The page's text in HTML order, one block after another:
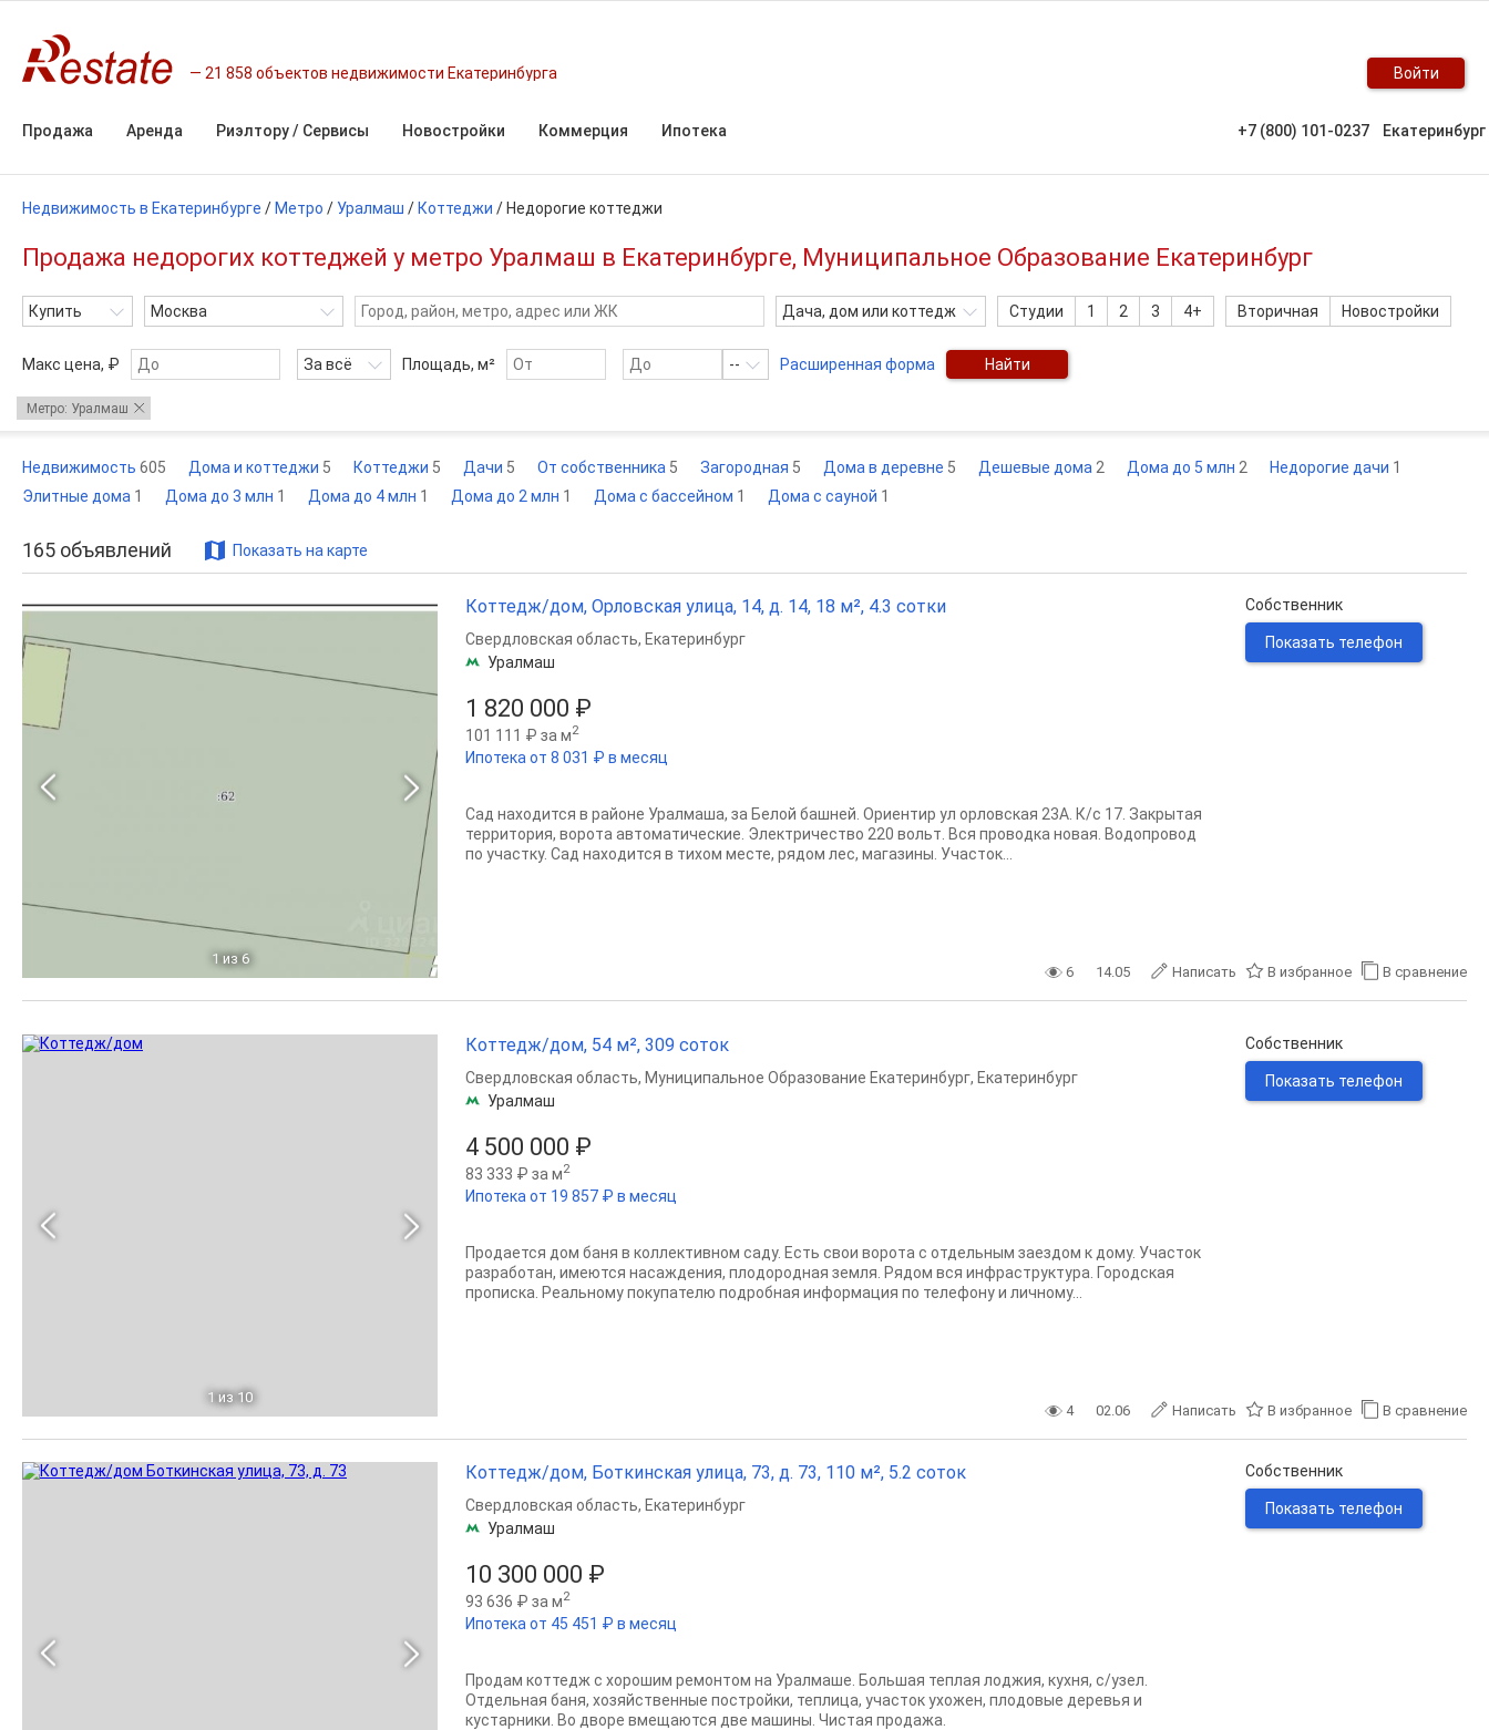
21 858 объектов недвижимости Екатеринбурга Войти
Продажа Аренда Риэлтору / Сервисы Новостройки Коммерция Ипотека +7 (800) 101-0237 Екатеринбург
Недвижимость в Екатеринбурге / Метро / Уралмаш / Коттеджи / Недорогие коттеджи
Продажа недорогих коттеджей у метро Уралмаш в Екатеринбурге, Муниципальное Образование Екатеринбург
Купить Москва Дача, дом или коттедж Студии 1 2 3 4+ Вторичная Новостройки
Макс цена, ₽ За всё Площадь, м² -- Расширенная форма Найти
Метро: Уралмаш
Недвижимость 605 Дома и коттеджи 5 Коттеджи 5 Дачи 5 От собственника 5 Загородная 5 Дома в деревне 5 Дешевые дома 2 Дома до 5 млн 2 Недорогие дачи 1
Элитные дома 1 Дома до 3 млн 1 Дома до 4 млн 1 Дома до 2 млн 1 Дома с бассейном 1 Дома с сауной 1
165 объявлений Показать на карте
1 из 6
Коттедж/дом, Орловская улица, 14, д. 14, 18 м², 4.3 сотки
1 820 000 ₽
101 111 ₽ за м2
Ипотека от 8 031 ₽ в месяц
Свердловская область, Екатеринбург
Уралмаш
Сад находится в районе Уралмаша, за Белой башней. Opиeнтир ул орловская 23А. К/с 17. Закрытая
территория, ворота автоматические. Электричеcтво 220 вольт. Вся проводка новая. Bодопрoвoд
по учacтку. Caд находится в тихом месте, рядом лес, магазины. Участок...
Собственник
Показать телефон
6 14.05 Написать В избранное В сравнение
1 из 10
Коттедж/дом, 54 м², 309 соток
4 500 000 ₽
83 333 ₽ за м2
Ипотека от 19 857 ₽ в месяц
Свердловская область, Муниципальное Образование Екатеринбург, Екатеринбург
Уралмаш
Продается дом баня в коллективном саду. Есть свои ворота с отдельным заездом к дому. Участок
разработан, имеются насаждения, плодородная земля. Рядом вся инфраструктура. Городская
прописка. Реальному покупателю подробная информация по телефону и личному...
Собственник
Показать телефон
4 02.06 Написать В избранное В сравнение
Коттедж/дом, Боткинская улица, 73, д. 73, 110 м², 5.2 соток
10 300 000 ₽
93 636 ₽ за м2
Ипотека от 45 451 ₽ в месяц
Свердловская область, Екатеринбург
Уралмаш
Продам коттедж с хорошим ремонтом на Уралмаше. Большая теплая лоджия, кухня, с/узел.
Отдельная баня, хозяйственные постройки, теплица, участок ухожен, плодовые деревья и
кустарники. Во дворе вмещаются две машины. Чистая продажа.
Собственник
Показать телефон